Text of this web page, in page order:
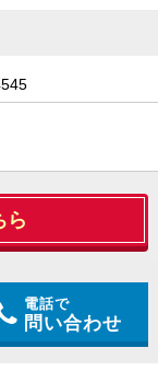
ら
電話で
問い合わせ